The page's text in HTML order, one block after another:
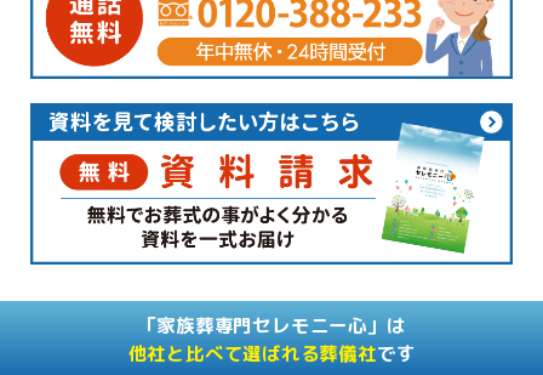
「家族葬専門セレモニー心」は
他社と比べて選ばれる葬儀社です